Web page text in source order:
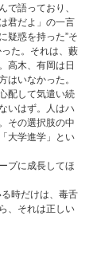
で語っており、
君だよ」の一言
疑惑を持った”そ
た。それは、藪
高木、有岡は日
はいなかった。
配して気遣い続
いはず。人はハ
その選択肢の中
大学進学」とい
プに成長してほ
る時だけは、毒舌
、それは正しい